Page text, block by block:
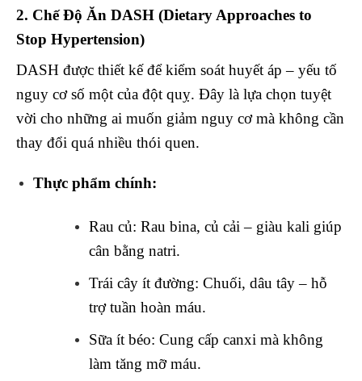
2. Chế Độ Ăn DASH (Dietary Approaches to
Stop Hypertension)
DASH được thiết kế để kiểm soát huyết áp – yếu tố
nguy cơ số một của đột quỵ. Đây là lựa chọn tuyệt
vời cho những ai muốn giảm nguy cơ mà không cần
thay đổi quá nhiều thói quen.
Thực phẩm chính:
Rau củ: Rau bina, củ cải – giàu kali giúp
cân bằng natri.
Trái cây ít đường: Chuối, dâu tây – hỗ
trợ tuần hoàn máu.
Sữa ít béo: Cung cấp canxi mà không
làm tăng mỡ máu.